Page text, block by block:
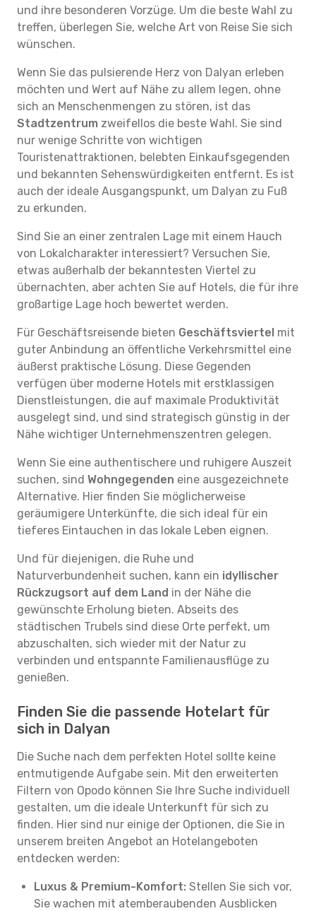
und ihre besonderen Vorzüge. Um die beste Wahl zu
treffen, überlegen Sie, welche Art von Reise Sie sich
wünschen.
Wenn Sie das pulsierende Herz von Dalyan erleben
möchten und Wert auf Nähe zu allem legen, ohne
sich an Menschenmengen zu stören, ist das
Stadtzentrum zweifellos die beste Wahl. Sie sind
nur wenige Schritte von wichtigen
Touristenattraktionen, belebten Einkaufsgegenden
und bekannten Sehenswürdigkeiten entfernt. Es ist
auch der ideale Ausgangspunkt, um Dalyan zu Fuß
zu erkunden.
Sind Sie an einer zentralen Lage mit einem Hauch
von Lokalcharakter interessiert? Versuchen Sie,
etwas außerhalb der bekanntesten Viertel zu
übernachten, aber achten Sie auf Hotels, die für ihre
großartige Lage hoch bewertet werden.
Für Geschäftsreisende bieten Geschäftsviertel mit
guter Anbindung an öffentliche Verkehrsmittel eine
äußerst praktische Lösung. Diese Gegenden
verfügen über moderne Hotels mit erstklassigen
Dienstleistungen, die auf maximale Produktivität
ausgelegt sind, und sind strategisch günstig in der
Nähe wichtiger Unternehmenszentren gelegen.
Wenn Sie eine authentischere und ruhigere Auszeit
suchen, sind Wohngegenden eine ausgezeichnete
Alternative. Hier finden Sie möglicherweise
geräumigere Unterkünfte, die sich ideal für ein
tieferes Eintauchen in das lokale Leben eignen.
Und für diejenigen, die Ruhe und
Naturverbundenheit suchen, kann ein idyllischer
Rückzugsort auf dem Land in der Nähe die
gewünschte Erholung bieten. Abseits des
städtischen Trubels sind diese Orte perfekt, um
abzuschalten, sich wieder mit der Natur zu
verbinden und entspannte Familienausflüge zu
genießen.
Finden Sie die passende Hotelart für
sich in Dalyan
Die Suche nach dem perfekten Hotel sollte keine
entmutigende Aufgabe sein. Mit den erweiterten
Filtern von Opodo können Sie Ihre Suche individuell
gestalten, um die ideale Unterkunft für sich zu
finden. Hier sind nur einige der Optionen, die Sie in
unserem breiten Angebot an Hotelangeboten
entdecken werden:
Luxus & Premium-Komfort: Stellen Sie sich vor,
Sie wachen mit atemberaubenden Ausblicken